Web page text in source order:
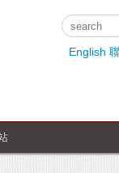
English